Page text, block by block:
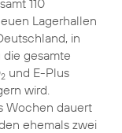
110
Lagerhallen
in
gesamte
2und E-Plus
wird.
Wochen dauert
ehemals zwei